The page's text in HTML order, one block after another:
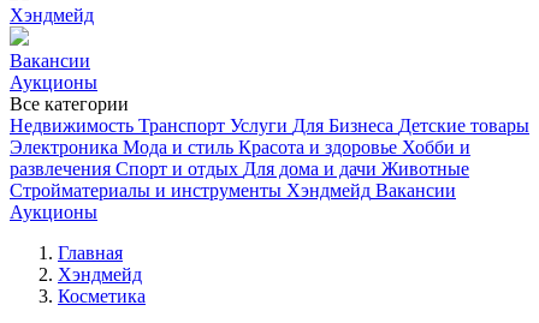
Хэндмейд
Вакансии
Аукционы
Все категории
Недвижимость Транспорт Услуги Для Бизнеса Детские товары
Электроника Мода и стиль Красота и здоровье Хобби и
развлечения Спорт и отдых Для дома и дачи Животные
Стройматериалы и инструменты Хэндмейд Вакансии
Аукционы
Главная
Хэндмейд
Косметика